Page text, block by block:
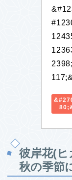
彼岸花(ヒ
秋の季節